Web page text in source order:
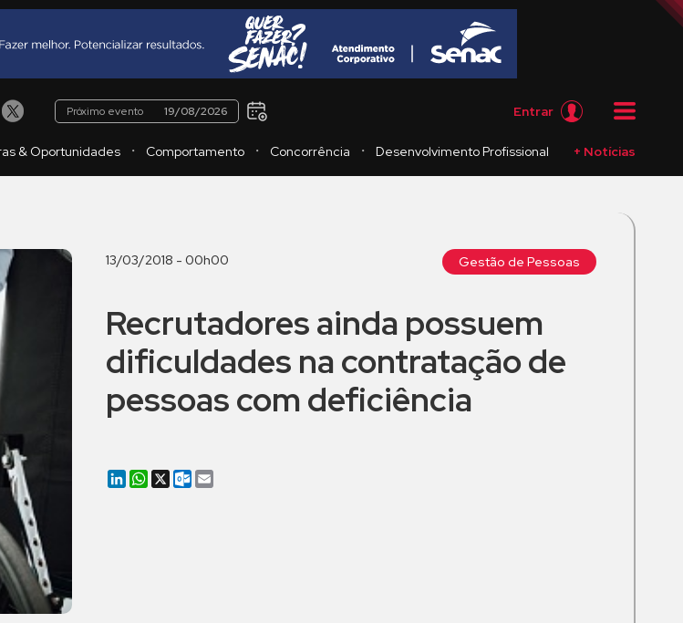
Próximo evento 19/08/2026 Entrar
& Oportunidades ・ Comportamento ・ Concorrência ・ Desenvolvimento Profissional + Notícias
13/03/2018 - 00h00 Gestão de Pessoas
Recrutadores ainda possuem
dificuldades na contratação de
pessoas com deficiência
LinkedIn
WhatsApp
X Outlook.com
Email